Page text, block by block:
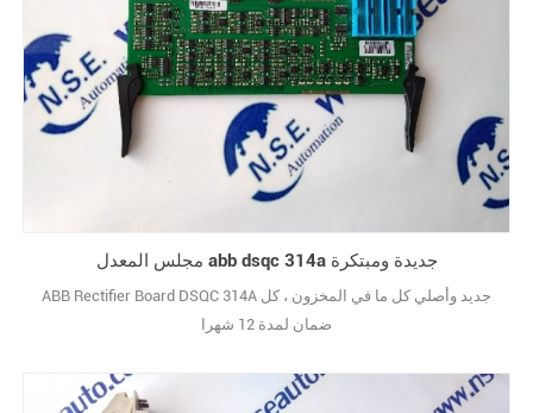
مجلس المعدل abb dsqc 314a جديدة ومبتكرة
ABB Rectifier Board DSQC 314A جديد وأصلي كل ما في المخزون ، كل
ضمان لمدة 12 شهرا